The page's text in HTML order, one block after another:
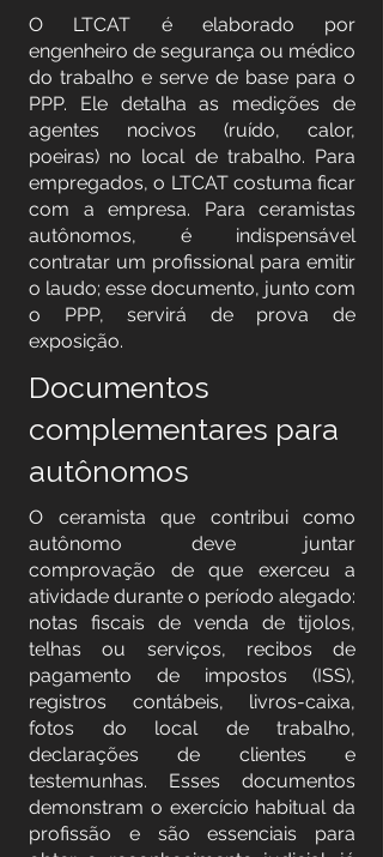
O LTCAT é elaborado por
engenheiro de segurança ou médico
do trabalho e serve de base para o
PPP. Ele detalha as medições de
agentes nocivos (ruído, calor,
poeiras) no local de trabalho. Para
empregados, o LTCAT costuma ficar
com a empresa. Para ceramistas
autônomos, é indispensável
contratar um profissional para emitir
o laudo; esse documento, junto com
o PPP, servirá de prova de
exposição.
Documentos
complementares para
autônomos
O ceramista que contribui como
autônomo deve juntar
comprovação de que exerceu a
atividade durante o período alegado:
notas fiscais de venda de tijolos,
telhas ou serviços, recibos de
pagamento de impostos (ISS),
registros contábeis, livros-caixa,
fotos do local de trabalho,
declarações de clientes e
testemunhas. Esses documentos
demonstram o exercício habitual da
profissão e são essenciais para